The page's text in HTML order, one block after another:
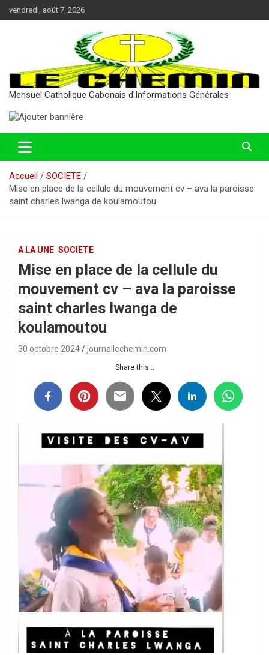
au
vendredi, août 7, 2026
Mensuel Catholique Gabonais d'Informations Générales
Accueil
SOCIETE
Mise en place de la cellule du mouvement cv – ava la paroisse
saint charles lwanga de koulamoutou
A LA UNE SOCIETE
Mise en place de la cellule du
mouvement cv – ava la paroisse
saint charles lwanga de
koulamoutou
30 octobre 2024 journallechemin.com
Share this...